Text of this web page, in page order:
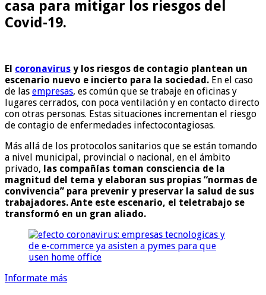
casa para mitigar los riesgos del
Covid-19.
El coronavirus y los riesgos de contagio plantean un
escenario nuevo e incierto para la sociedad. En el caso
de las empresas, es común que se trabaje en oficinas y
lugares cerrados, con poca ventilación y en contacto directo
con otras personas. Estas situaciones incrementan el riesgo
de contagio de enfermedades infectocontagiosas.
Más allá de los protocolos sanitarios que se están tomando
a nivel municipal, provincial o nacional, en el ámbito
privado, las compañías toman consciencia de la
magnitud del tema y elaboran sus propias “normas de
convivencia” para prevenir y preservar la salud de sus
trabajadores. Ante este escenario, el teletrabajo se
transformó en un gran aliado.
Informate más